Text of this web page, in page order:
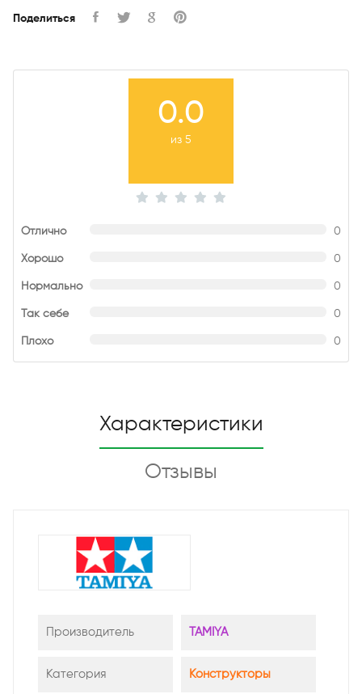
Поделиться
0.0
из 5
Отлично 0
Хорошо 0
Нормально 0
Так себе 0
Плохо 0
Характеристики
Отзывы
Производитель TAMIYA
Категория Конструкторы